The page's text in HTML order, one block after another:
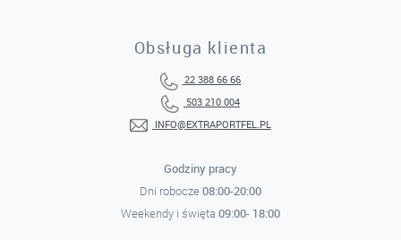
Obsługa klienta
22 388 66 66
503 210 004
INFO@EXTRAPORTFEL.PL
Godziny pracy
Dni robocze 08:00-20:00
Weekendy i święta 09:00- 18:00